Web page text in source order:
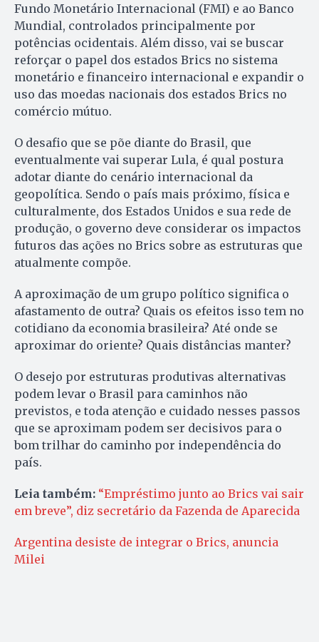
Fundo Monetário Internacional (FMI) e ao Banco
Mundial, controlados principalmente por
potências ocidentais. Além disso, vai se buscar
reforçar o papel dos estados Brics no sistema
monetário e financeiro internacional e expandir o
uso das moedas nacionais dos estados Brics no
comércio mútuo.
O desafio que se põe diante do Brasil, que
eventualmente vai superar Lula, é qual postura
adotar diante do cenário internacional da
geopolítica. Sendo o país mais próximo, física e
culturalmente, dos Estados Unidos e sua rede de
produção, o governo deve considerar os impactos
futuros das ações no Brics sobre as estruturas que
atualmente compõe.
A aproximação de um grupo político significa o
afastamento de outra? Quais os efeitos isso tem no
cotidiano da economia brasileira? Até onde se
aproximar do oriente? Quais distâncias manter?
O desejo por estruturas produtivas alternativas
podem levar o Brasil para caminhos não
previstos, e toda atenção e cuidado nesses passos
que se aproximam podem ser decisivos para o
bom trilhar do caminho por independência do
país.
Leia também: “Empréstimo junto ao Brics vai sair
em breve”, diz secretário da Fazenda de Aparecida
Argentina desiste de integrar o Brics, anuncia
Milei